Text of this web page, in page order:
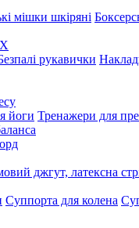
мішки шкіряні
рукавички
йоги Тренажери для
джгут, латексна
Суппорта для колена